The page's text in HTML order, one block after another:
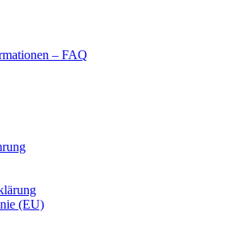
– FAQ
(EU)